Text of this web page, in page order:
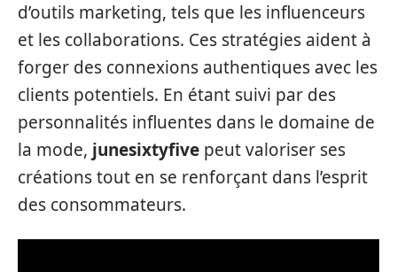
d’outils marketing, tels que les influenceurs
et les collaborations. Ces stratégies aident à
forger des connexions authentiques avec les
clients potentiels. En étant suivi par des
personnalités influentes dans le domaine de
la mode, junesixtyfive peut valoriser ses
créations tout en se renforçant dans l’esprit
des consommateurs.